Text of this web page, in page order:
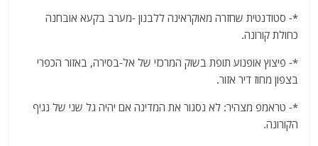
*- סטודנטית שחזרה מאוקראינה ללבנון -מערב בקעא אובחנה
כחולת קורונה.
*- פיצוץ אופנוע תופת בשוק המרכזי של אל-בסירה, באזור הכפרי
בצפון מחוז דיר אזור.
*- טראמפ מצהיר: לא נסגור את המדינה אם יהיה גל שני של נגיף
הקורונה.